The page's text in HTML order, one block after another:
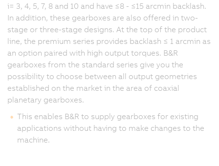
i= 3, 4, 5, 7, 8 and 10 and have ≤8 - ≤15 arcmin backlash.
In addition, these gearboxes are also offered in two-
stage or three-stage designs. At the top of the product
line, the premium series provides backlash ≤ 1 arcmin as
an option paired with high output torques. B&R
gearboxes from the standard series give you the
possibility to choose between all output geometries
established on the market in the area of coaxial
planetary gearboxes.
This enables B&R to supply gearboxes for existing
applications without having to make changes to the
machine.